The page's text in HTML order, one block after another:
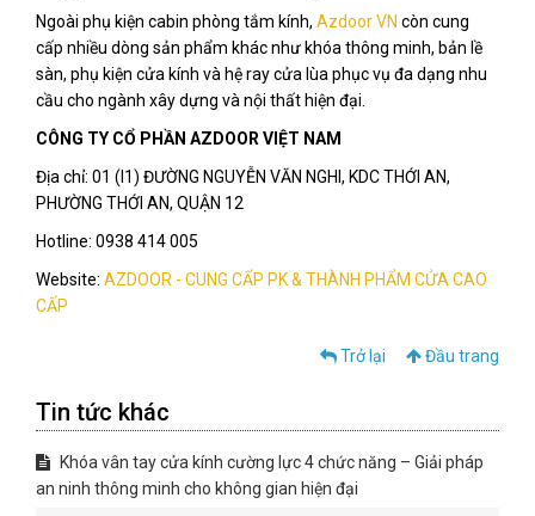
Ngoài phụ kiện cabin phòng tắm kính, Azdoor VN còn cung
cấp nhiều dòng sản phẩm khác như khóa thông minh, bản lề
sàn, phụ kiện cửa kính và hệ ray cửa lùa phục vụ đa dạng nhu
cầu cho ngành xây dựng và nội thất hiện đại.
CÔNG TY CỔ PHẦN AZDOOR VIỆT NAM
Địa chỉ: 01 (I1) ĐƯỜNG NGUYỄN VĂN NGHI, KDC THỚI AN,
PHƯỜNG THỚI AN, QUẬN 12
Hotline: 0938 414 005
Website: AZDOOR - CUNG CẤP PK & THÀNH PHẨM CỬA CAO
CẤP
Trở lại Đầu trang
Tin tức khác
Khóa vân tay cửa kính cường lực 4 chức năng – Giải pháp
an ninh thông minh cho không gian hiện đại